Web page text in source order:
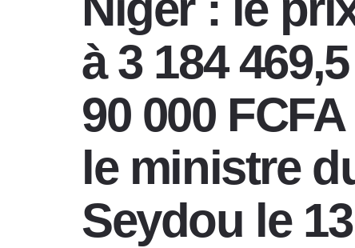
à 3 184
90 000
le ministre
Seydou le